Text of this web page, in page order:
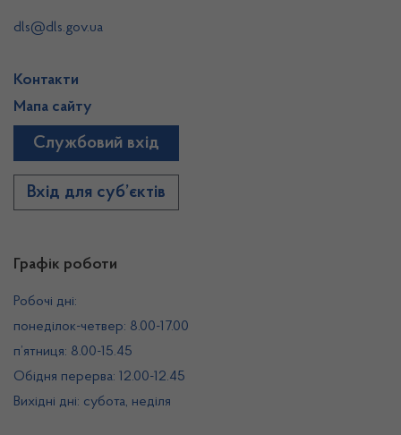
Графік роботи
Робочі дні:
понеділок-четвер: 8.00-17.00
п’ятниця: 8.00-15.45
Обідня перерва: 12.00-12.45
Вихідні дні: субота, неділя
dls@dls.gov.ua
Контакти
Мапа сайту
Службовий вхід
Вхід для суб’єктів